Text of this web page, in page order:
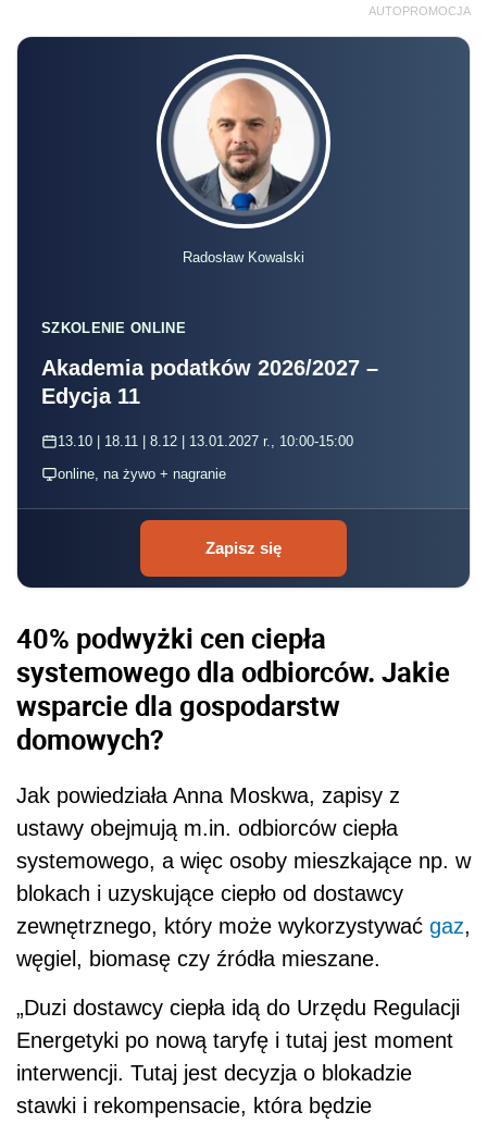
AUTOPROMOCJA
Radosław Kowalski
SZKOLENIE ONLINE
Akademia podatków 2026/2027 –
Edycja 11
13.10 | 18.11 | 8.12 | 13.01.2027 r., 10:00-15:00
online, na żywo + nagranie
Zapisz się
40% podwyżki cen ciepła
systemowego dla odbiorców. Jakie
wsparcie dla gospodarstw
domowych?
Jak powiedziała Anna Moskwa, zapisy z
ustawy obejmują m.in. odbiorców ciepła
systemowego, a więc osoby mieszkające np. w
blokach i uzyskujące ciepło od dostawcy
zewnętrznego, który może wykorzystywać gaz,
węgiel, biomasę czy źródła mieszane.
„Duzi dostawcy ciepła idą do Urzędu Regulacji
Energetyki po nową taryfę i tutaj jest moment
interwencji. Tutaj jest decyzja o blokadzie
stawki i rekompensacie, która będzie